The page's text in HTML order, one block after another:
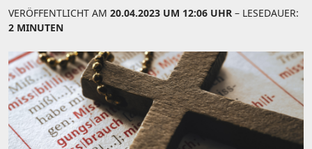
VERÖFFENTLICHT AM 20.04.2023 UM 12:06 UHR – LESEDAUER:
2 MINUTEN